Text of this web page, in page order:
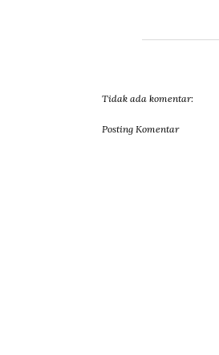
Tidak ada komentar:
Posting Komentar